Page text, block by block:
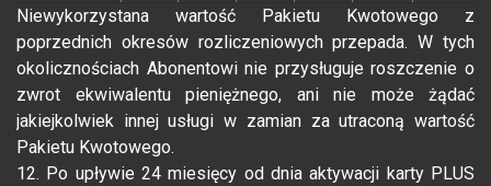
Niewykorzystana wartość Pakietu Kwotowego z
poprzednich okresów rozliczeniowych przepada. W tych
okolicznościach Abonentowi nie przysługuje roszczenie o
zwrot ekwiwalentu pieniężnego, ani nie może żądać
jakiejkolwiek innej usługi w zamian za utraconą wartość
Pakietu Kwotowego.
12. Po upływie 24 miesięcy od dnia aktywacji karty PLUS